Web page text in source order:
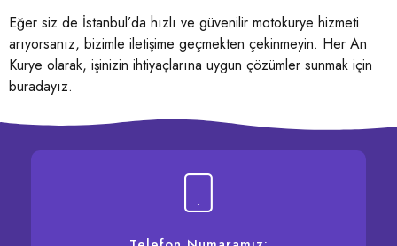
Eğer siz de İstanbul’da hızlı ve güvenilir motokurye hizmeti
arıyorsanız, bizimle iletişime geçmekten çekinmeyin. Her An
Kurye olarak, işinizin ihtiyaçlarına uygun çözümler sunmak için
buradayız.